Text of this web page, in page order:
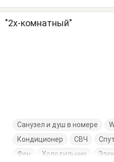
"2х-комнатный"
Санузел и душ в номере
Кондиционер
СВЧ
Фен
Холодильник